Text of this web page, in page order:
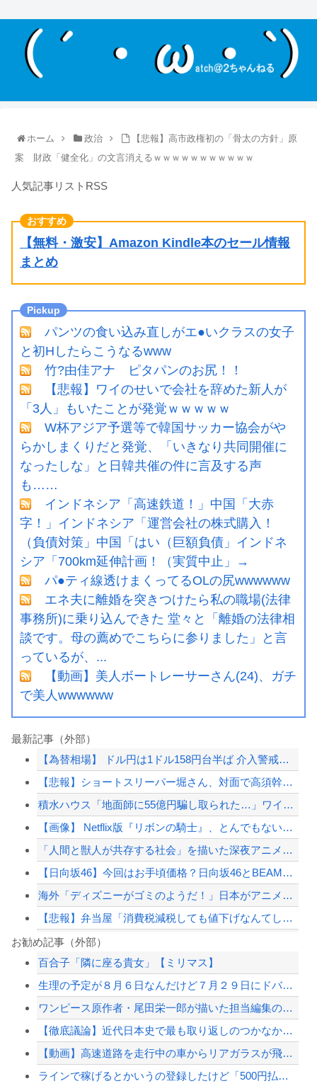
ホーム 政治
【悲報】高市政権初の「骨太の方針」原
案 財政「健全化」の文言消えるｗｗｗｗｗｗｗｗｗｗｗ
人気記事リストRSS
【無料・激安】Amazon Kindle本のセール情報
まとめ
パンツの食い込み直しがエ●いクラスの女子
と初Hしたらこうなるwww
竹?由佳アナ ピタパンのお尻！！
【悲報】ワイのせいで会社を辞めた新人が
「3人」もいたことが発覚ｗｗｗｗｗ
W杯アジア予選等で韓国サッカー協会がや
らかしまくりだと発覚、「いきなり共同開催に
なったしな」と日韓共催の件に言及する声
も……
インドネシア「高速鉄道！」中国「大赤
字！」インドネシア「運営会社の株式購入！
（負債対策」中国「はい（巨額負債」インドネ
シア「700km延伸計画！（実質中止」→
パ●ティ線透けまくってるOLの尻wwwwww
エネ夫に離婚を突きつけたら私の職場(法律
事務所)に乗り込んできた 堂々と「離婚の法律相
談です。母の薦めでこちらに参りました」と言
っているが、...
【動画】美人ボートレーサーさん(24)、ガチ
で美人wwwwww
最新記事（外部）
【為替相場】 ドル円は1ドル158円台半ば 介入警戒をしつつ円売りが続行
【悲報】ショートスリーパー堀さん、対面で高須幹弥にブチギレるｗｗｗｗ
積水ハウス「地面師に55億円騙し取られた…」ワイ「はえーかわいそう…会社滅茶苦茶...
【画像】 Netflix版『リボンの騎士』、とんでもない事になるｗｗｗｗｗ
「人間と獣人が共存する社会」を描いた深夜アニメに喫煙、違法薬物の連想シーンも…視...
【日向坂46】今回はお手頃価格？日向坂46とBEAMSのコラボが決定！！
海外「ディズニーがゴミのようだ！」日本がアニメ化した米人気SF作品に絶賛の声が殺...
【悲報】弁当屋「消費税減税しても値下げなんてしないよ」
日本の商船が中国に臨検された場合は「台湾軍が対応」と台湾軍トップ！
万年赤字のインドネシア新幹線。負債を埋めるため政府が過半数の株式を引き受ける
【配信者】「金バエ」のSNS更新が1週間途絶え、様々な憶測が飛び交う。1週間ぶり...
【緊急速報】NYで警官が黒人男性の首を絞め、暴動第二波不可避へ
お勧め記事（外部）
百合子「隣に座る貴女」【ミリマス】
生理の予定が８月６日なんだけど７月２９日にドバッと鮮血でたから生理かな？って思っ...
ワンピース原作者・尾田栄一郎が描いた担当編集の似顔絵「ムダに東大卒」
【徹底議論】近代日本史で最も取り返しのつかなかった失敗って何？
【動画】高速道路を走行中の車からリアガラスが飛んでくる事故(ﾟoﾟ)
ラインで稼げるとかいうの登録したけど「500円払え」だって